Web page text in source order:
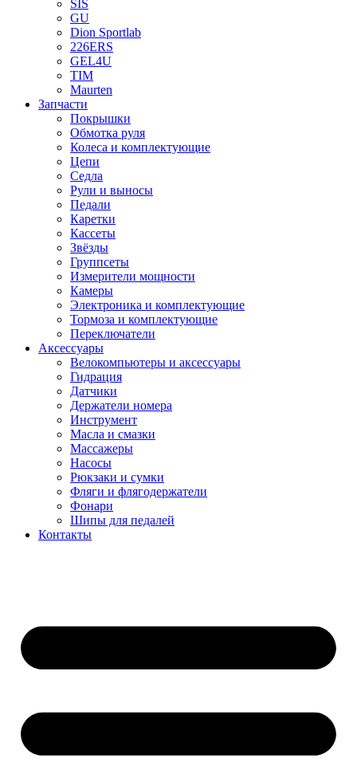
SIS
GU
Dion Sportlab
226ERS
GEL4U
TIM
Maurten
Запчасти
Покрышки
Обмотка руля
Колеса и комплектующие
Цепи
Седла
Рули и выносы
Педали
Каретки
Кассеты
Звёзды
Группсеты
Измерители мощности
Камеры
Электроника и комплектующие
Тормоза и комплектующие
Переключатели
Аксессуары
Велокомпьютеры и аксессуары
Гидрация
Датчики
Держатели номера
Инструмент
Масла и смазки
Массажеры
Насосы
Рюкзаки и сумки
Фляги и флягодержатели
Фонари
Шипы для педалей
Контакты